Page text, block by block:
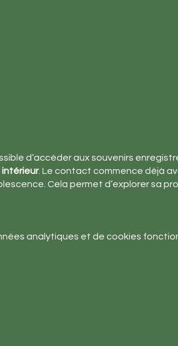
d’accéder aux souvenirs
intérieur. Le contact commence déjà
Cela permet d’explorer sa
analytiques et de cookies